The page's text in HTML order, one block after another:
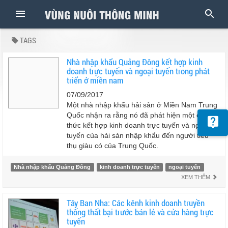
TAGS
Nhà nhập khẩu Quảng Đông kết hợp kinh
doanh trực tuyến và ngoại tuyến trong phát
triển ở miền nam
07/09/2017
Một nhà nhập khẩu hải sản ở Miền Nam Trung
Quốc nhận ra rằng nó đã phát hiện một cách
thức kết hợp kinh doanh trực tuyến và ngoại
tuyến của hải sản nhập khẩu đến người tiêu
thụ giàu có của Trung Quốc.
Nhà nhập khẩu Quảng Đông kinh doanh trực tuyến
ngoại tuyến
XEM THÊM
Tây Ban Nha: Các kênh kinh doanh truyền
thống thất bại trước bán lẻ và cửa hàng trực
tuyến